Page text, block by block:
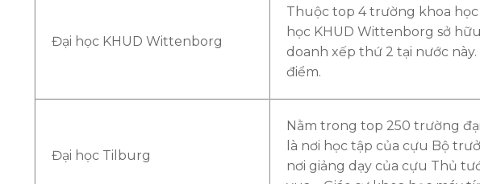
Đại học KHUD Wittenborg
Thuộc top 4 trường khoa
học KHUD Wittenborg sở
doanh xếp thứ 2 tại nước
điểm.
Đại học Tilburg
Nằm trong top 250 trường
là nơi học tập của cựu Bộ
nơi giảng dạy của cựu Thủ